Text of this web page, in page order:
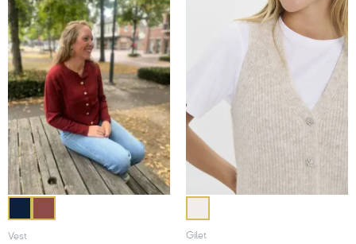
Vest
tot
€69,95
Gilet